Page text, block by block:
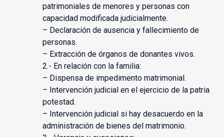
patrimoniales de menores y personas con
capacidad modificada judicialmente.
– Declaración de ausencia y fallecimiento de
personas.
– Extracción de órganos de donantes vivos.
2.- En relación con la familia:
– Dispensa de impedimento matrimonial.
– Intervención judicial en el ejercicio de la patria
potestad.
– Intervención judicial si hay desacuerdo en la
administración de bienes del matrimonio.